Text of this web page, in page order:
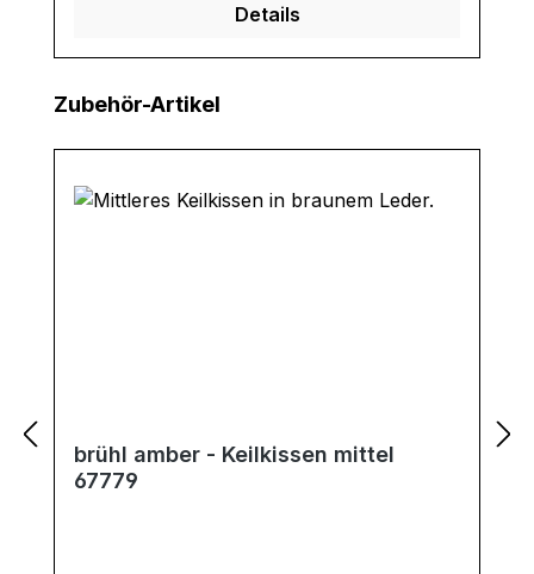
Details
Produktgalerie überspringen
Zubehör-Artikel
brühl amber - Keilkissen mittel
67779